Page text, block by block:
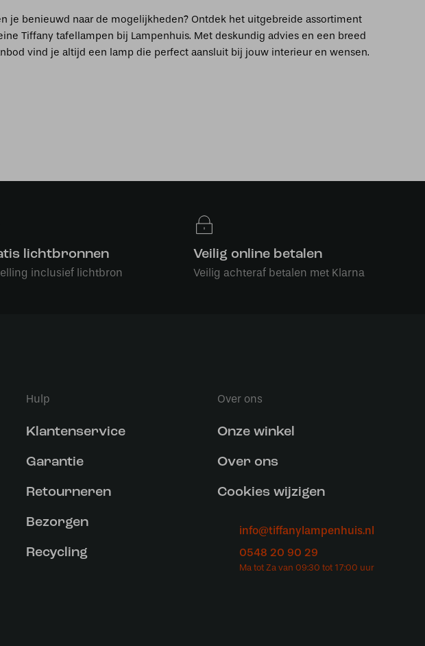
je benieuwd naar de mogelijkheden? Ontdek het uitgebreide assortiment
Tiffany tafellampen bij Lampenhuis. Met deskundig advies en een breed
vind je altijd een lamp die perfect aansluit bij jouw interieur en wensen.
lichtbronnen
inclusief lichtbron
Veilig online betalen
Veilig achteraf betalen met Klarna
Hulp
Klantenservice
Garantie
Retourneren
Bezorgen
Recycling
Over ons
Onze winkel
Over ons
Cookies wijzigen
info@tiffanylampenhuis.nl
0548 20 90 29